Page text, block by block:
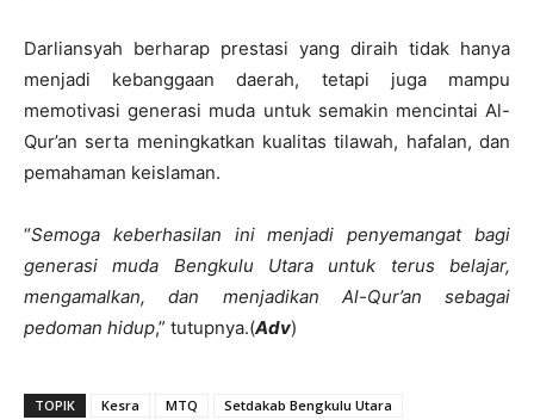
Darliansyah berharap prestasi yang diraih tidak hanya
menjadi kebanggaan daerah, tetapi juga mampu
memotivasi generasi muda untuk semakin mencintai Al-
Qur’an serta meningkatkan kualitas tilawah, hafalan, dan
pemahaman keislaman.
“Semoga keberhasilan ini menjadi penyemangat bagi
generasi muda Bengkulu Utara untuk terus belajar,
mengamalkan, dan menjadikan Al-Qur’an sebagai
pedoman hidup,” tutupnya.(Adv)
TOPIK Kesra MTQ Setdakab Bengkulu Utara